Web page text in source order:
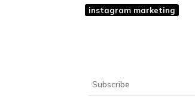
instagram marketing
Subscribe